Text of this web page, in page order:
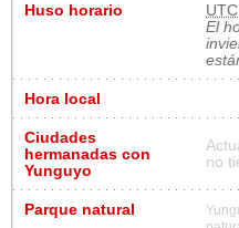
Huso horario UTC
El
Hora local
Ciudades
hermanadas con
Yunguyo
no
Parque natural